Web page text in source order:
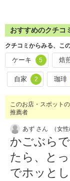
おすすめのクチコ
クチコミからみる、こ
ケーキ 5 焙
自家 2 珈琲
このお店・スポットの
推薦者
あず さん （女性
かごぶら
たら、と
でホッと